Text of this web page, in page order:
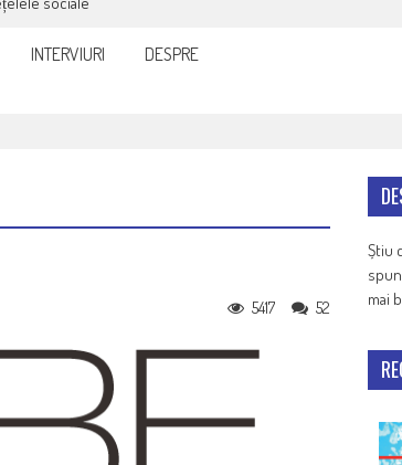
INTERVIURI DESPRE
52
5417
Știu
mai